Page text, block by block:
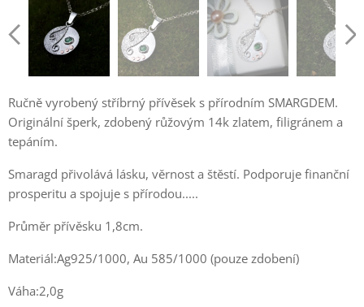
Ručně vyrobený stříbrný přívěsek s přírodním SMARGDEM.
Originální šperk, zdobený růžovým 14k zlatem, filigránem a
tepáním.
Smaragd přivolává lásku, věrnost a štěstí. Podporuje finanční
prosperitu a spojuje s přírodou.....
Průměr přívěsku 1,8cm.
Materiál:Ag925/1000, Au 585/1000 (pouze zdobení)
Váha:2,0g